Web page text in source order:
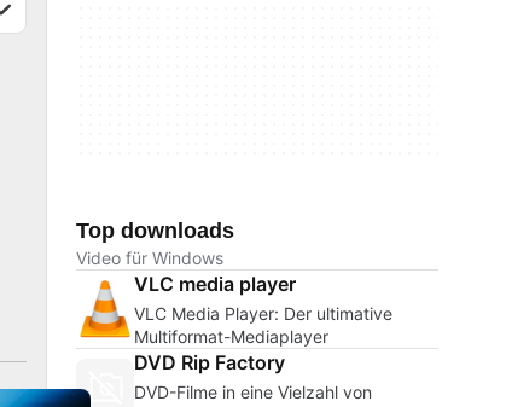
Top downloads
Video für Windows
VLC media player
VLC Media Player: Der ultimative
Multiformat-Mediaplayer
DVD Rip Factory
DVD-Filme in eine Vielzahl von